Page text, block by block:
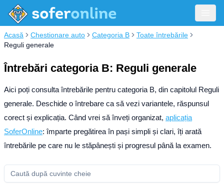
Acasă Chestionare auto Categoria B
Toate întrebările
Reguli generale
Întrebări categoria B: Reguli generale
Aici poți consulta întrebările pentru categoria B, din capitolul Reguli
generale. Deschide o întrebare ca să vezi variantele, răspunsul
corect și explicația. Când vrei să înveți organizat, aplicația
SoferOnline: împarte pregătirea în pași simpli și clari, îți arată
întrebările pe care nu le stăpânești și progresul până la examen.